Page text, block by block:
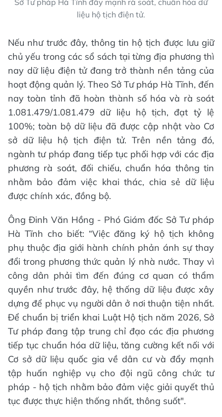
Sở Tư pháp Hà Tĩnh đẩy mạnh rà soát, chuẩn hóa dữ
liệu hộ tịch điện tử.
Nếu như trước đây, thông tin hộ tịch được lưu giữ
chủ yếu trong các sổ sách tại từng địa phương thì
nay dữ liệu điện tử đang trở thành nền tảng của
hoạt động quản lý. Theo Sở Tư pháp Hà Tĩnh, đến
nay toàn tỉnh đã hoàn thành số hóa và rà soát
1.081.479/1.081.479 dữ liệu hộ tịch, đạt tỷ lệ
100%; toàn bộ dữ liệu đã được cập nhật vào Cơ
sở dữ liệu hộ tịch điện tử. Trên nền tảng đó,
ngành tư pháp đang tiếp tục phối hợp với các địa
phương rà soát, đối chiếu, chuẩn hóa thông tin
nhằm bảo đảm việc khai thác, chia sẻ dữ liệu
được chính xác, đồng bộ.
Ông Đinh Văn Hồng - Phó Giám đốc Sở Tư pháp
Hà Tĩnh cho biết: “Việc đăng ký hộ tịch không
phụ thuộc địa giới hành chính phản ánh sự thay
đổi trong phương thức quản lý nhà nước. Thay vì
công dân phải tìm đến đúng cơ quan có thẩm
quyền như trước đây, hệ thống dữ liệu được xây
dựng để phục vụ người dân ở nơi thuận tiện nhất.
Để chuẩn bị triển khai Luật Hộ tịch năm 2026, Sở
Tư pháp đang tập trung chỉ đạo các địa phương
tiếp tục chuẩn hóa dữ liệu, tăng cường kết nối với
Cơ sở dữ liệu quốc gia về dân cư và đẩy mạnh
tập huấn nghiệp vụ cho đội ngũ công chức tư
pháp - hộ tịch nhằm bảo đảm việc giải quyết thủ
tục được thực hiện thống nhất, thông suốt".